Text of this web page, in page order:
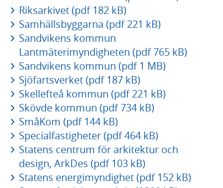
Riksarkivet (pdf 182 kB)
Samhällsbyggarna (pdf 221 kB)
Sandvikens kommun
Lantmäterimyndigheten (pdf 765 kB)
Sandvikens kommun (pdf 1 MB)
Sjöfartsverket (pdf 187 kB)
Skellefteå kommun (pdf 221 kB)
Skövde kommun (pdf 734 kB)
SmåKom (pdf 144 kB)
Specialfastigheter (pdf 464 kB)
Statens centrum för arkitektur och
design, ArkDes (pdf 103 kB)
Statens energimyndighet (pdf 152 kB)